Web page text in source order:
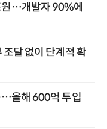
…개발자 90%에
달 없이 단계적 확
…올해 600억 투입